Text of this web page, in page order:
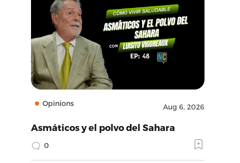
Opinions Aug 6, 2026
Asmáticos y el polvo del Sahara
0